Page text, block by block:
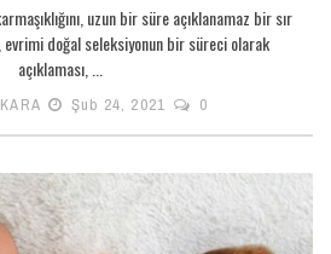
uzun bir süre açıklanamaz bir sır
evrimi doğal seleksiyonun bir süreci olarak
açıklaması, ...
Şub 24, 2021 0